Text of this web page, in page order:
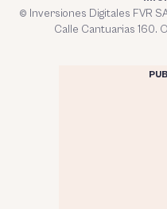
© Inversiones Digitales FVR
Calle Cantuarias 160.